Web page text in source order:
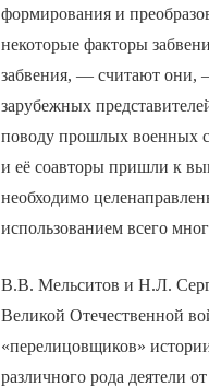
формирования и
некоторые факторы
забвения, — считают они,
зарубежных
поводу прошлых военных
и её соавторы пришли к
необходимо
использованием всего
В.В. Мельситов и Н.Л.
Великой Отечественной
«перелицовщиков»
различного рода деятели